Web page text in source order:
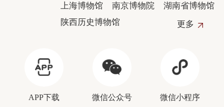
上海博物馆
南京博物院
湖南省博物馆
陕西历史博物馆
更多
APP下载 微信公众号 微信小程序